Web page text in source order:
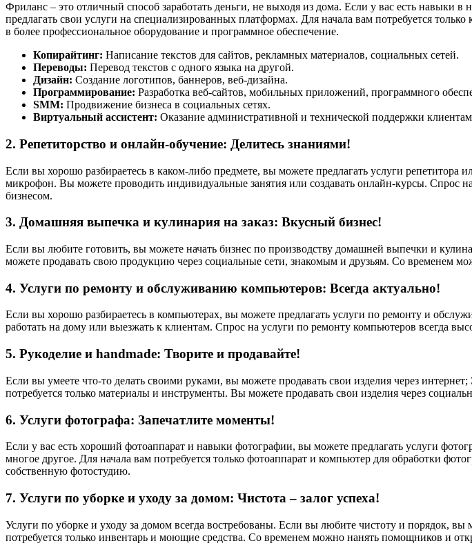
Фриланс – это отличный способ заработать деньги, не выходя из дома. Если у вас есть навыки
предлагать свои услуги на специализированных платформах. Для начала вам потребуется
в более профессиональное оборудование и программное обеспечение.
Копирайтинг: Написание текстов для сайтов, рекламных материалов, социальных сетей.
Переводы: Перевод текстов с одного языка на другой.
Дизайн: Создание логотипов, баннеров, веб-дизайна.
Программирование: Разработка веб-сайтов, мобильных приложений, программного
SMM: Продвижение бизнеса в социальных сетях.
Виртуальный ассистент: Оказание административной и технической поддержки
2. Репетиторство и онлайн-обучение: Делитесь знаниями!
Если вы хорошо разбираетесь в каком-либо предмете, вы можете предлагать услуги репетитора
микрофон. Вы можете проводить индивидуальные занятия или создавать онлайн-курсы. Спрос
бизнесом.
3. Домашняя выпечка и кулинария на заказ: Вкусный бизнес!
Если вы любите готовить, вы можете начать бизнес по производству домашней выпечки и
можете продавать свою продукцию через социальные сети, знакомым и друзьям. Со временем
4. Услуги по ремонту и обслуживанию компьютеров: Всегда актуально!
Если вы хорошо разбираетесь в компьютерах, вы можете предлагать услуги по ремонту и
работать на дому или выезжать к клиентам. Спрос на услуги по ремонту компьютеров всегда
5. Рукоделие и handmade: Творите и продавайте!
Если вы умеете что-то делать своими руками, вы можете продавать свои изделия через
потребуется только материалы и инструменты. Вы можете продавать свои изделия через
6. Услуги фотографа: Запечатлите моменты!
Если у вас есть хороший фотоаппарат и навыки фотографии, вы можете предлагать услуги
многое другое. Для начала вам потребуется только фотоаппарат и компьютер для обработки
собственную фотостудию.
7. Услуги по уборке и уходу за домом: Чистота – залог успеха!
Услуги по уборке и уходу за домом всегда востребованы. Если вы любите чистоту и порядок,
потребуется только инвентарь и моющие средства. Со временем можно нанять помощников и